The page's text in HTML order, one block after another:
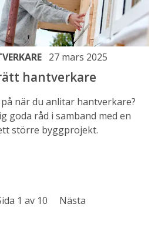
27 mars 2025
hantverkare
när du anlitar hantverkare?
goda råd i samband med en
större byggprojekt.
1 av 10 Nästa